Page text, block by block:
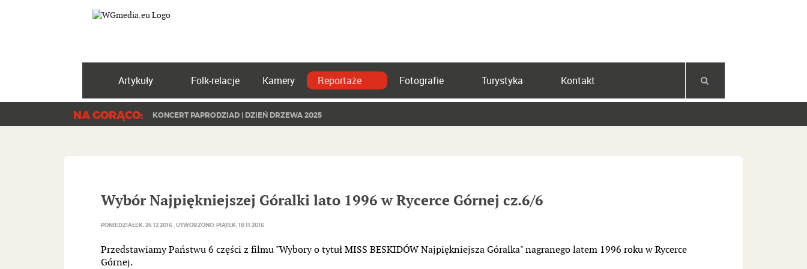
Artykuły Folk-relacje Kamery Reportaże Fotografie Turystyka Kontakt
NA GORĄCO: KONCERT PAPRODZIAD | DZIEŃ DRZEWA 2025
Wybór Najpiękniejszej Góralki lato 1996 w Rycerce Górnej cz.6/6
PONIEDZIAŁEK, 26 12 2016 UTWORZONO: PIĄTEK, 18 11 2016
Przedstawiamy Państwu 6 części z filmu "Wybory o tytuł MISS BESKIDÓW Najpiękniejsza Góralka" nagranego latem 1996 roku w Rycerce
Górnej.